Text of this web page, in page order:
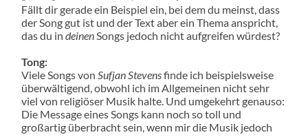
Fällt dir gerade ein Beispiel ein, bei dem du meinst, dass
der Song gut ist und der Text aber ein Thema anspricht,
das du indeinen Songs jedoch nicht aufgreifen würdest?
Tong:
Viele Songs von Sufjan Stevensfinde ich beispielsweise
überwältigend, obwohl ich im Allgemeinen nicht sehr
viel von religiöser Musik halte. Und umgekehrt genauso:
Die Message eines Songs kann noch so toll und
großartig überbracht sein, wenn mir die Musik jedoch